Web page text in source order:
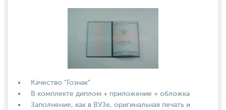
Качество "Гознак"
В комплекте диплом + приложение + обложка
Заполнение, как в ВУЗе, оригинальная печать и